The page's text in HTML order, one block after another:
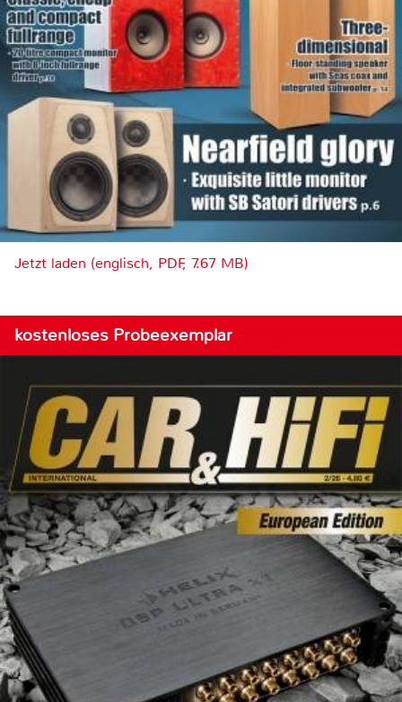
Jetzt laden (englisch, PDF, 7.67 MB)
kostenloses Probeexemplar